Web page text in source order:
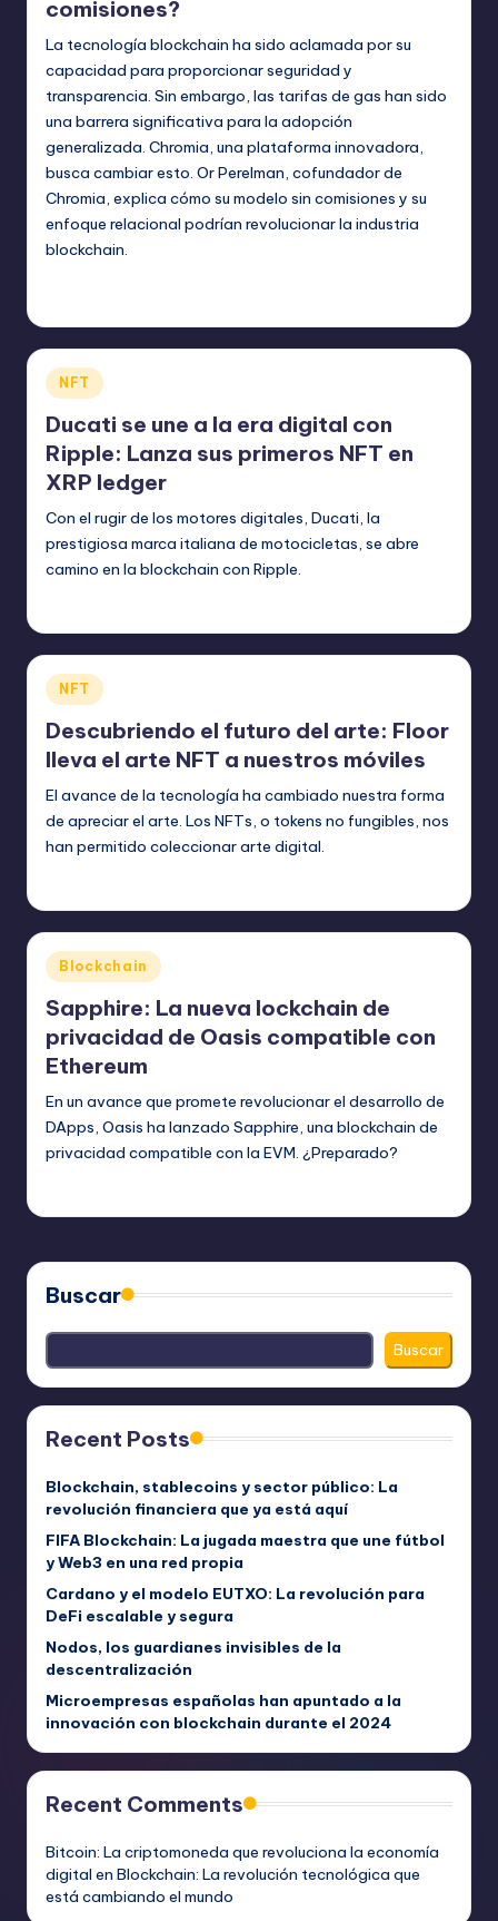
comisiones?
La tecnología blockchain ha sido aclamada por su
capacidad para proporcionar seguridad y
transparencia. Sin embargo, las tarifas de gas han sido
una barrera significativa para la adopción
generalizada. Chromia, una plataforma innovadora,
busca cambiar esto. Or Perelman, cofundador de
Chromia, explica cómo su modelo sin comisiones y su
enfoque relacional podrían revolucionar la industria
blockchain.
Publicado
en
NFT
Ducati se une a la era digital con
Ripple: Lanza sus primeros NFT en
XRP ledger
Con el rugir de los motores digitales, Ducati, la
prestigiosa marca italiana de motocicletas, se abre
camino en la blockchain con Ripple.
Publicado
en
NFT
Descubriendo el futuro del arte: Floor
lleva el arte NFT a nuestros móviles
El avance de la tecnología ha cambiado nuestra forma
de apreciar el arte. Los NFTs, o tokens no fungibles, nos
han permitido coleccionar arte digital.
Publicado
en
Blockchain
Sapphire: La nueva lockchain de
privacidad de Oasis compatible con
Ethereum
En un avance que promete revolucionar el desarrollo de
DApps, Oasis ha lanzado Sapphire, una blockchain de
privacidad compatible con la EVM. ¿Preparado?
Buscar
Buscar
Recent Posts
Blockchain, stablecoins y sector público: La
revolución financiera que ya está aquí
FIFA Blockchain: La jugada maestra que une fútbol
y Web3 en una red propia
Cardano y el modelo EUTXO: La revolución para
DeFi escalable y segura
Nodos, los guardianes invisibles de la
descentralización
Microempresas españolas han apuntado a la
innovación con blockchain durante el 2024
Recent Comments
Bitcoin: La criptomoneda que revoluciona la economía
digital en Blockchain: La revolución tecnológica que
está cambiando el mundo